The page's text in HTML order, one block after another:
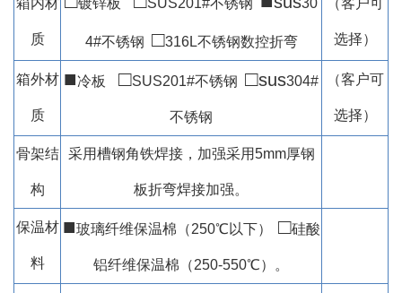
箱内材
质
镀锌板 SUS201#不锈钢 30
4#不锈钢 □316L不锈钢数控折弯
（客户可
选择）
箱外材
质
■冷板 □SUS201#不锈钢 □sus304#
不锈钢
（客户可
选择）
骨架结
构
采用槽钢角铁焊接，加强采用5mm厚钢
板折弯焊接加强。
保温材
料
■玻璃纤维保温棉（250℃以下） □硅酸
铝纤维保温棉（250-550℃）。